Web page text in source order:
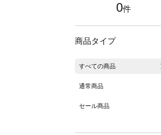
0件
商品タイプ
すべての商品
通常商品
セール商品